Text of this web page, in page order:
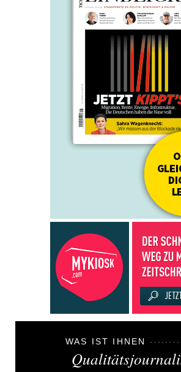
WAS IST IHNEN